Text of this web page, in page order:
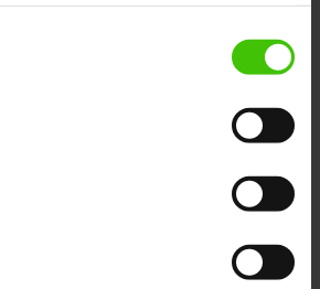
telefoniczny w celach marketingowych